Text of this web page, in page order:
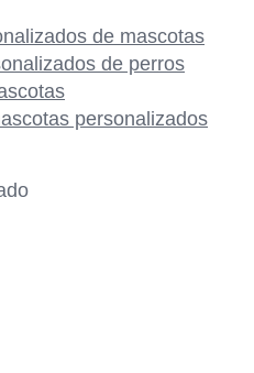
de mascotas
de perros
personalizados